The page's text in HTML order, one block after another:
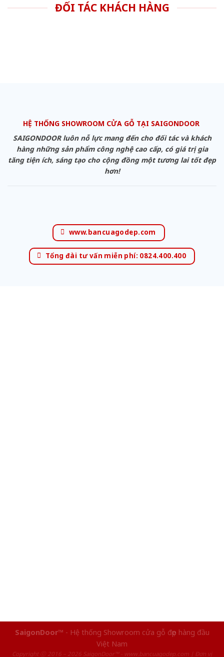
ĐỐI TÁC KHÁCH HÀNG
HỆ THỐNG SHOWROOM CỬA GỖ TẠI SAIGONDOOR
SAIGONDOOR luôn nỗ lực mang đến cho đối tác và khách
hàng những sản phẩm công nghệ cao cấp, có giá trị gia
tăng tiện ích, sáng tạo cho cộng đồng một tương lai tốt đẹp
hơn!
www.bancuagodep.com
Tổng đài tư vấn miễn phí: 0824.400.400
SaigonDoor™ - Hệ thống Showroom cửa gỗ đẹp hàng đầu
Việt Nam
Copyright ⓒ 2016 – 2026 SaigonDoor™ - www.bancuagodep.com | Đơn vị